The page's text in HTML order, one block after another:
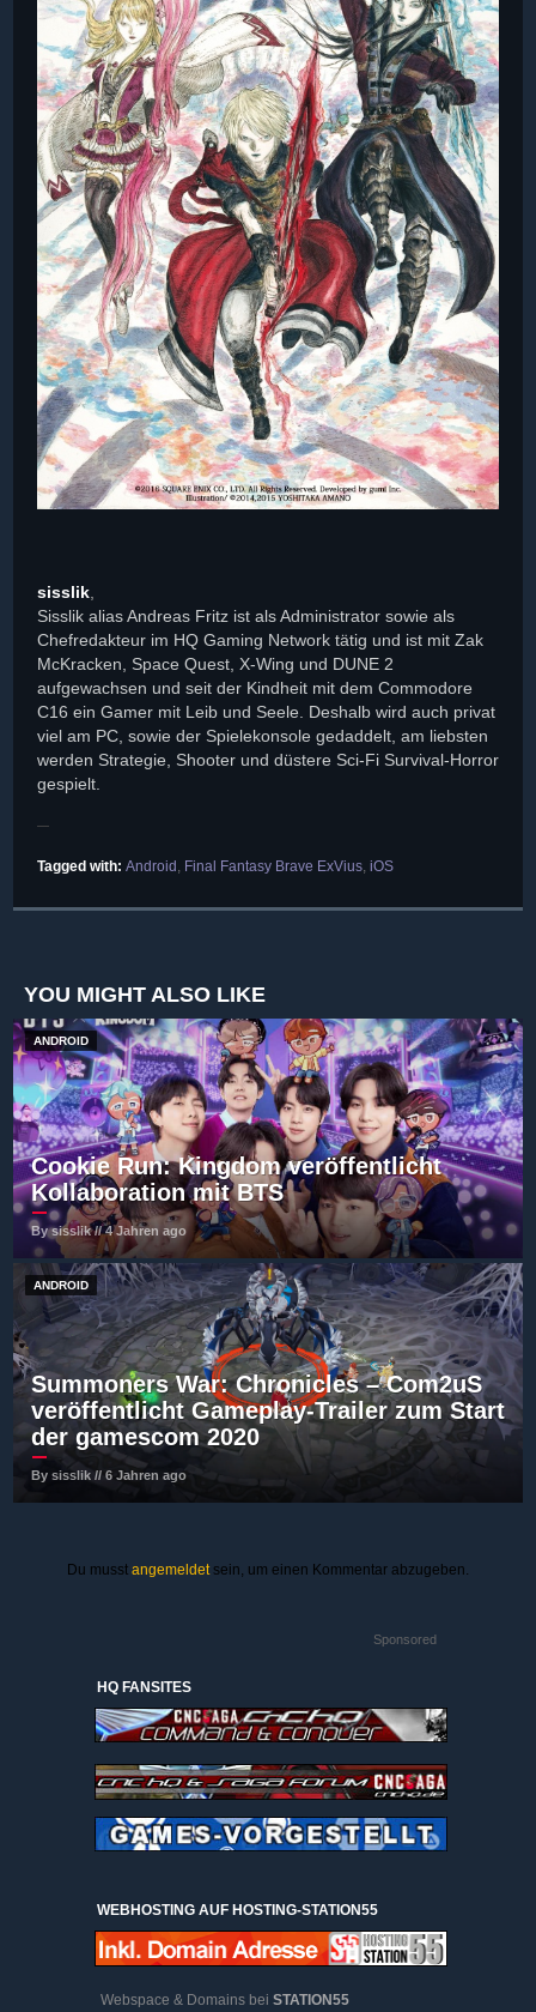
sisslik
Sisslik alias Andreas Fritz ist als Administrator sowie als
Chefredakteur im HQ Gaming Network tätig und ist mit Zak
McKracken, Space Quest, X-Wing und DUNE 2
aufgewachsen und seit der Kindheit mit dem Commodore
C16 ein Gamer mit Leib und Seele. Deshalb wird auch privat
viel am PC, sowie der Spielekonsole gedaddelt, am liebsten
werden Strategie, Shooter und düstere Sci-Fi Survival-Horror
gespielt.
Tagged with: Android , Final Fantasy Brave ExVius, iOS
YOU MIGHT ALSO LIKE
ANDROID
Cookie Run: Kingdom veröffentlicht
Kollaboration mit BTS
By sisslik // 4 Jahren ago
ANDROID
Summoners War: Chronicles – Com2uS
veröffentlicht Gameplay-Trailer zum Start
der gamescom 2020
By sisslik // 6 Jahren ago
Du musst angemeldetsein, um einen Kommentar abzugeben.
Sponsored
HQ FANSITES
WEBHOSTING AUF HOSTING-STATION55
Webspace & Domains bei STATION55